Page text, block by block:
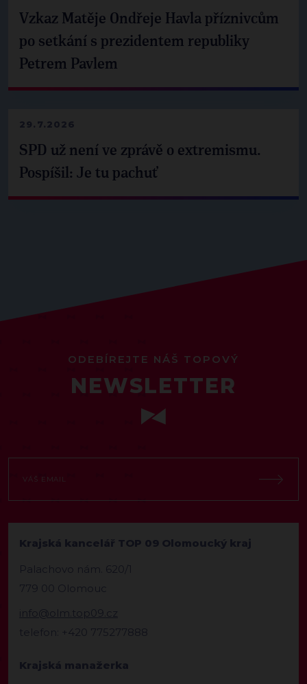
Vzkaz Matěje Ondřeje Havla příznivcům
po setkání s prezidentem republiky
Petrem Pavlem
29.7.2026
SPD už není ve zprávě o extremismu.
Pospíšil: Je tu pachuť
ODEBÍREJTE NÁŠ TOPOVÝ
NEWSLETTER
Krajská kancelář TOP 09 Olomoucký kraj
Palachovo nám. 620/1
779 00 Olomouc
info@olm.top09.cz
telefon: +420 775277888
Krajská manažerka